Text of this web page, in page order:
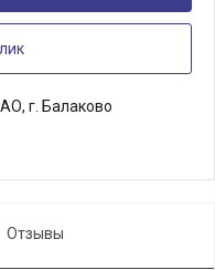
г. Балаково
Отзывы